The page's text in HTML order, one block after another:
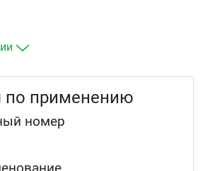
и другими грибами и
вторичной пиодермией.
по применению
номер